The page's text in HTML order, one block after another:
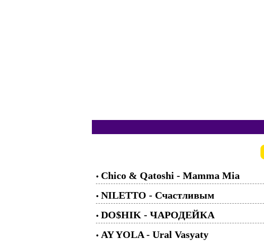
• Chico & Qatoshi - Mamma Mia
• NILETTO - Счастливым
• DO$HIK - ЧАРОДЕЙКА
• AY YOLA - Ural Vasyaty